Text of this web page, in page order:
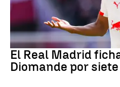
Fútbol
El Real Madrid
Diomande por